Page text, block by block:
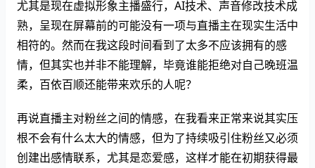
尤其是现在虚拟形象主播盛行，AI技术、声音修改技术成
熟，呈现在屏幕前的可能没有一项与直播主在现实生活中
相符的。然而在我这段时间看到了太多不应该拥有的感
情，但其实也并非不能理解，毕竟谁能拒绝对自己晚班温
柔，百依百顺还能带来欢乐的人呢？
再说直播主对粉丝之间的情感，在我看来正常来说其实压
根不会有什么太大的情感，但为了持续吸引住粉丝又必须
创建出感情联系，尤其是恋爱感，这样才能在初期获得最